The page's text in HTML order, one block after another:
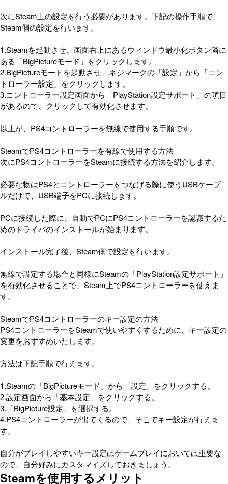
次にSteam上の設定を行う必要があります。下記の操作手順で
Steam側の設定を行います。
1.Steamを起動させ、画面右上にあるウィンドウ最小化ボタン隣に
ある「BigPictureモード」をクリックします。
2.BigPictureモードを起動させ、ネジマークの「設定」から「コン
トローラー設定」をクリックします。
3.コントローラー設定画面から「PlayStation設定サポート」の項目
があるので、クリックして有効化させます。
以上が、PS4コントローラーを無線で使用する手順です。
SteamでPS4コントローラーを有線で使用する方法
次にPS4コントローラーをSteamに接続する方法を紹介します。
必要な物はPS4とコントローラーをつなげる際に使うUSBケーブ
ルだけで、USB端子をPCに接続します。
PCに接続した際に、自動でPCにPS4コントローラーを認識するた
めのドライバのインストールが始まります。
インストール完了後、Steam側で設定を行います。
無線で設定する場合と同様にSteamの「PlayStation設定サポート」
を有効化させることで、Steam上でPS4コントローラーを使えま
す。
SteamでPS4コントローラーのキー設定の方法
PS4コントローラーをSteamで使いやすくするために、キー設定の
変更をおすすめいたします。
方法は下記手順で行えます。
1.Steamの「BigPictureモード」から「設定」をクリックする。
2.設定画面から「基本設定」をクリックする。
3.「BigPicture設定」を選択する。
4.PS4コントローラーが出てくるので、そこでキー設定が行えま
す。
自分がプレイしやすいキー設定はゲームプレイにおいては重要な
ので、自分好みにカスタマイズしておきましょう。
Steamを使用するメリット